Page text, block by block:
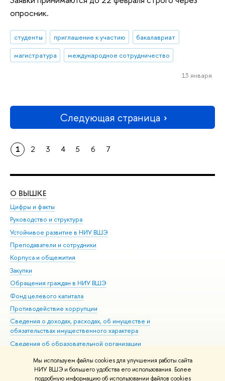
Мы используем файлы cookies для улучшения работы сайта
НИУ ВШЭ и большего удобства его использования. Более
подробную информацию об использовании файлов cookies
опросник.
студенты приглашение к участию
бакалавриат
магистратура
международное сотрудничество
13 января
Следующая страница
1 2 3 4 5 6 7
О ВЫШКЕ
Цифры и факты
Руководство и структура
Устойчивое развитие в НИУ ВШЭ
Преподаватели и сотрудники
Корпуса и общежития
Закупки
Обращения граждан в НИУ ВШЭ
Фонд целевого капитала
Противодействие коррупции
Сведения о доходах, расходах, об имуществе и
обязательствах имущественного характера
Сведения об образовательной организации
Людям с ограниченными возможностями здоровья
Единая платежная страница